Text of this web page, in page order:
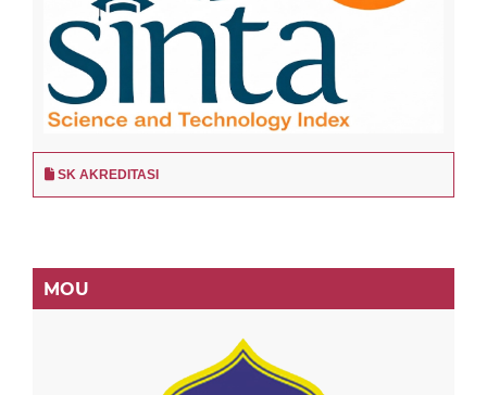
SK AKREDITASI
MOU